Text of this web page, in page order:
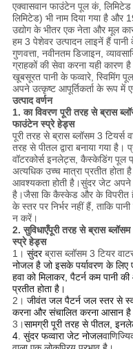
एक्वासवान फाउंटेन पूल कं,
लिमिटेड) भी नाम दिया गया है और
उद्योग के भीतर एक नेता और मूल
हम 3 पेशेवर उत्पादन लाइनें हैं पानी
गुणवत्ता, नवीनतम डिजाइन,
ग्राहकों की सेवा करना यही
खूबसूरत पानी के फव्वारे, स्विमिंग
अपने उत्कृष्ट आपूर्तिकर्ता के रूप में
उत्पाद वर्णन
1. का विवरणपूरी तरह से ब्रास
फाउंटेन स्प्रे हेड्स
पूरी तरह से ब्रास ब्लॉसम 3 टियर्स
तरह से पीतल द्वारा बनाया गया है।
वॉटरकोर्स इनलेट्स, कैस्केडिंग पूल
अत्यधिक उच्च मात्रा प्रतीत होता
आवश्यकता होती है।सुंदर जेट अपने
है।जैसा कि कैस्केड और के विपरीत
के स्तर पर निर्भर नहीं हैं, ताकि
न करें।
2. सुविधाएँपूरी तरह से ब्रास
स्प्रे हेड्स
1। सुंदरब्रास ब्लॉसम 3 टियर
नोजल है जो इसके पर्यावरण के लिए
हवा को मिलाकर, पैटर्न कम पानी
प्रतीत होता है।
2। जीवंत जल पैटर्न जल स्तर से
करना और संचालित करना आसान है
3।सामग्री पूरी तरह से पीतल,
4. सुंदर फव्वारा जेट नोजल